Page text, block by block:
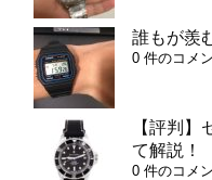
誰もが羨
0 件のコメ
【評判
て解説！
0 件のコメ